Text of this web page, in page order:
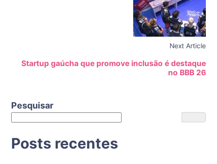
Next Article
Startup gaúcha que promove inclusão é destaque
no BBB 26
Pesquisar
Posts recentes